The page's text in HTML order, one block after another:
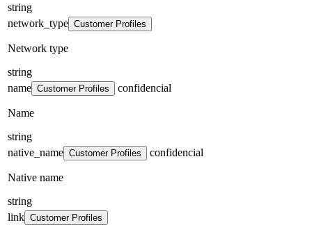
string
network_type Customer Profiles
Network type
string
name Customer Profiles confidencial
Name
string
native_name Customer Profiles confidencial
Native name
string
link Customer Profiles